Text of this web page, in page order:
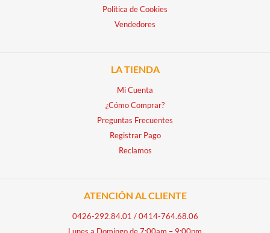
Política de Cookies
Vendedores
LA TIENDA
Mi Cuenta
¿Cómo Comprar?
Preguntas Frecuentes
Registrar Pago
Reclamos
ATENCIÓN AL CLIENTE
0426-292.84.01 /0414-764.68.06
Lunes a Domingo de 7:00am – 9:00pm